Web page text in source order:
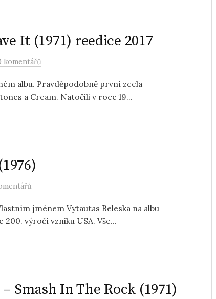
It (1971) reedice 2017
komentářů
albu. Pravděpodobně první zcela
a Cream. Natočili v roce 19...
jménem Vytautas Beleska na albu
výročí vzniku USA. Vše...
Smash In The Rock (1971)